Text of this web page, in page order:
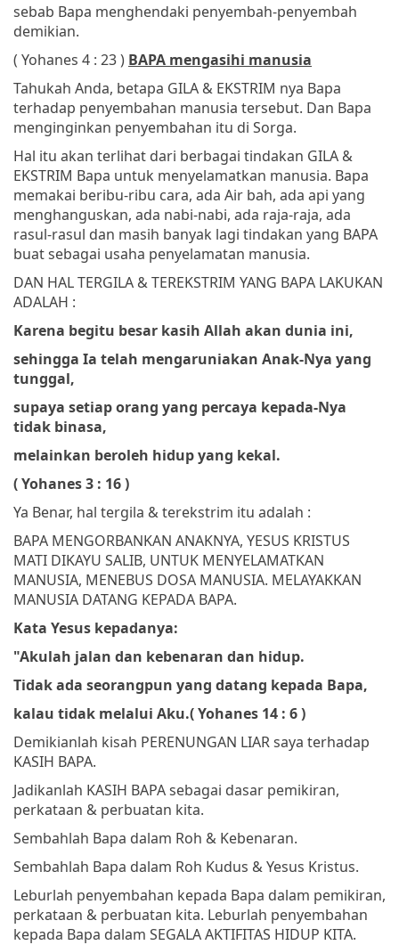
sebab Bapa menghendaki penyembah-penyembah
demikian.
( Yohanes 4 : 23 ) BAPA mengasihi manusia
Tahukah Anda, betapa GILA & EKSTRIM nya Bapa
terhadap penyembahan manusia tersebut. Dan Bapa
menginginkan penyembahan itu di Sorga.
Hal itu akan terlihat dari berbagai tindakan GILA &
EKSTRIM Bapa untuk menyelamatkan manusia. Bapa
memakai beribu-ribu cara, ada Air bah, ada api yang
menghanguskan, ada nabi-nabi, ada raja-raja, ada
rasul-rasul dan masih banyak lagi tindakan yang BAPA
buat sebagai usaha penyelamatan manusia.
DAN HAL TERGILA & TEREKSTRIM YANG BAPA LAKUKAN
ADALAH :
Karena begitu besar kasih Allah akan dunia ini,
sehingga Ia telah mengaruniakan Anak-Nya yang
tunggal,
supaya setiap orang yang percaya kepada-Nya
tidak binasa,
melainkan beroleh hidup yang kekal.
( Yohanes 3 : 16 )
Ya Benar, hal tergila & terekstrim itu adalah :
BAPA MENGORBANKAN ANAKNYA, YESUS KRISTUS
MATI DIKAYU SALIB, UNTUK MENYELAMATKAN
MANUSIA, MENEBUS DOSA MANUSIA. MELAYAKKAN
MANUSIA DATANG KEPADA BAPA.
Kata Yesus kepadanya:
"Akulah jalan dan kebenaran dan hidup.
Tidak ada seorangpun yang datang kepada Bapa,
kalau tidak melalui Aku.(Yohanes 14 : 6 )
Demikianlah kisah PERENUNGAN LIAR saya terhadap
KASIH BAPA.
Jadikanlah KASIH BAPA sebagai dasar pemikiran,
perkataan & perbuatan kita.
Sembahlah Bapa dalam Roh & Kebenaran.
Sembahlah Bapa dalam Roh Kudus & Yesus Kristus.
Leburlah penyembahan kepada Bapa dalam pemikiran,
perkataan & perbuatan kita. Leburlah penyembahan
kepada Bapa dalam SEGALA AKTIFITAS HIDUP KITA.